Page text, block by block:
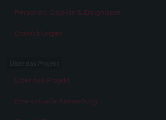
Personen, Objekte & Ereignissse
Entwicklungen
Über das Projekt
Eine virtuelle Ausstellung